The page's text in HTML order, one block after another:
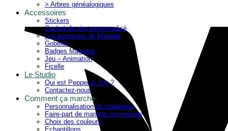
> Arbres généalogiques
Accessoires
Stickers
Cachet de cire personnalisé
Les panneaux de Mariage
Gobelet
Badges Magnets
Jeu – Animation
Ficelle
Le Studio
Qui est Pepper & Joy ?
Contactez-nous
Comment ça marche
Personnalisation du catalogue
Faire-part de mariage sur-mesure
Choix des couleurs
Echantillons